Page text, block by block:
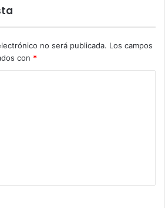
no será publicada. Los campos
con *